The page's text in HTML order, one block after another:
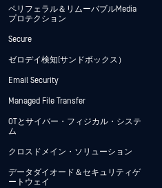
ペリフェラル＆リムーバブルMedia
プロテクション
Secure
ゼロデイ検知(サンドボックス）
Email Security
Managed File Transfer
OTとサイバー・フィジカル・システ
ム
クロスドメイン・ソリューション
データダイオード＆セキュリティゲ
ートウェイ